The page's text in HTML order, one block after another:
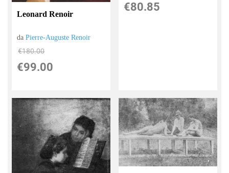
Leonard Renoir
daPierre-Auguste Renoir
€180.00
€99.00
€80.85